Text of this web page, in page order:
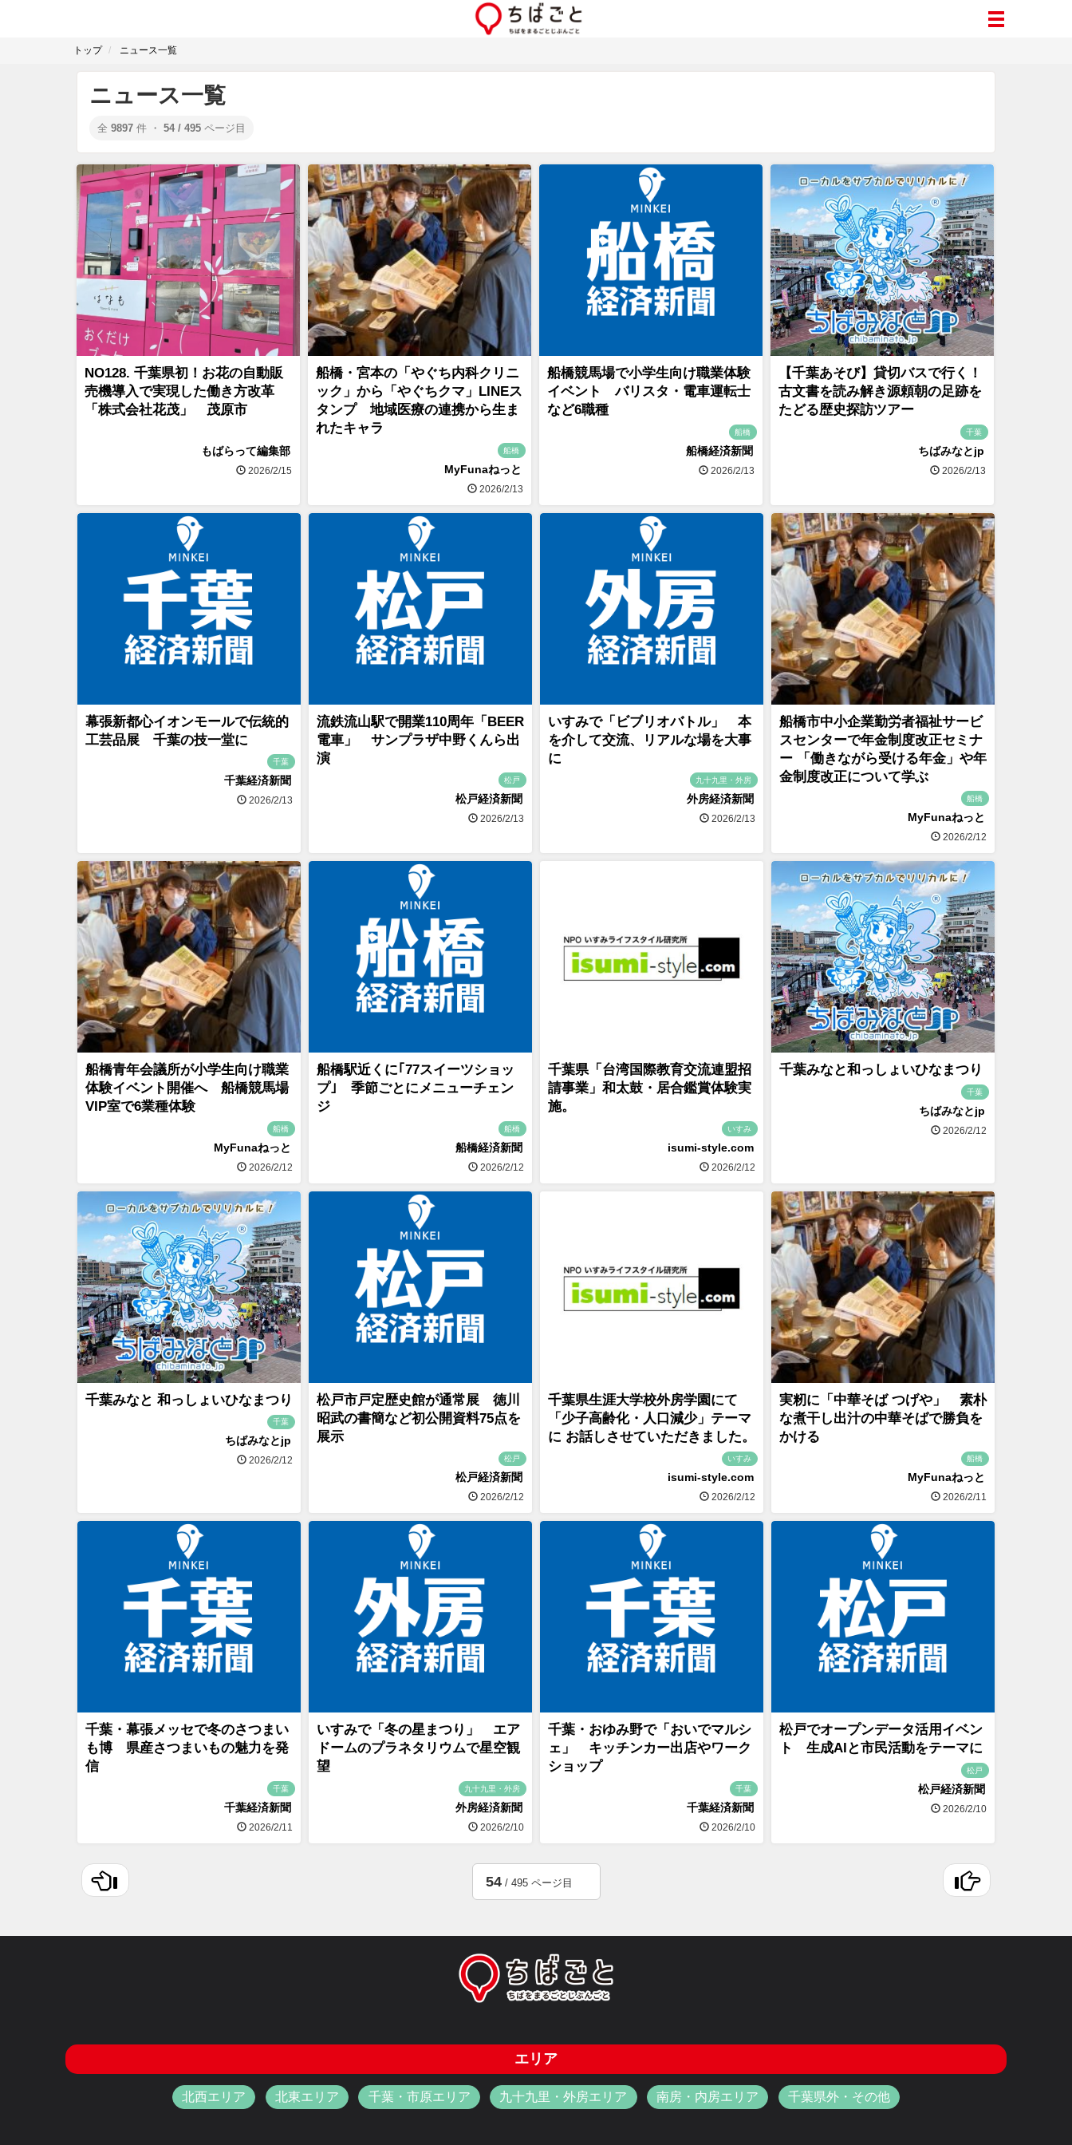
トップ ニュース一覧
ニュース一覧
全 9897 件 ・ 54 / 495 ページ目
NO128. 千葉県初！お花の自動販
売機導入で実現した働き方改革
「株式会社花茂」 茂原市
もばらって編集部
2026/2/15
船橋・宮本の「やぐち内科クリニ
ック」から「やぐちクマ」LINEス
タンプ 地域医療の連携から生ま
れたキャラ
船橋
MyFunaねっと
2026/2/13
船橋競馬場で小学生向け職業体験
イベント バリスタ・電車運転士
など6職種
船橋
船橋経済新聞
2026/2/13
【千葉あそび】貸切バスで行く！
古文書を読み解き源頼朝の足跡を
たどる歴史探訪ツアー
千葉
ちばみなとjp
2026/2/13
幕張新都心イオンモールで伝統的
工芸品展 千葉の技一堂に
千葉
千葉経済新聞
2026/2/13
流鉄流山駅で開業110周年「BEER
電車」 サンプラザ中野くんら出
演
松戸
松戸経済新聞
2026/2/13
いすみで「ビブリオバトル」 本
を介して交流、リアルな場を大事
に
九十九里・外房
外房経済新聞
2026/2/13
船橋市中小企業勤労者福祉サービ
スセンターで年金制度改正セミナ
ー 「働きながら受ける年金」や年
金制度改正について学ぶ
船橋
MyFunaねっと
2026/2/12
船橋青年会議所が小学生向け職業
体験イベント開催へ 船橋競馬場
VIP室で6業種体験
船橋
MyFunaねっと
2026/2/12
船橋駅近くに｢77スイーツショッ
プ｣ 季節ごとにメニューチェン
ジ
船橋
船橋経済新聞
2026/2/12
千葉県「台湾国際教育交流連盟招
請事業」和太鼓・居合鑑賞体験実
施。
いすみ
isumi-style.com
2026/2/12
千葉みなと和っしょいひなまつり
千葉
ちばみなとjp
2026/2/12
千葉みなと 和っしょいひなまつり
千葉
ちばみなとjp
2026/2/12
松戸市戸定歴史館が通常展 徳川
昭武の書簡など初公開資料75点を
展示
松戸
松戸経済新聞
2026/2/12
千葉県生涯大学校外房学園にて
「少子高齢化・人口減少」テーマ
に お話しさせていただきました。
いすみ
isumi-style.com
2026/2/12
実籾に「中華そば つげや」 素朴
な煮干し出汁の中華そばで勝負を
かける
船橋
MyFunaねっと
2026/2/11
千葉・幕張メッセで冬のさつまい
も博 県産さつまいもの魅力を発
信
千葉
千葉経済新聞
2026/2/11
いすみで「冬の星まつり」 エア
ドームのプラネタリウムで星空観
望
九十九里・外房
外房経済新聞
2026/2/10
千葉・おゆみ野で「おいでマルシ
ェ」 キッチンカー出店やワーク
ショップ
千葉
千葉経済新聞
2026/2/10
松戸でオープンデータ活用イベン
ト 生成AIと市民活動をテーマに
松戸
松戸経済新聞
2026/2/10
54/ 495 ページ目
エリア
北西エリア 北東エリア 千葉・市原エリア 九十九里・外房エリア 南房・内房エリア 千葉県外・その他